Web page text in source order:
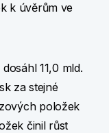
k úvěrům ve
11,0 mld.
za stejné
položek
činil růst